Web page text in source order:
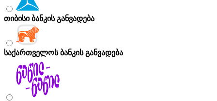
თიბისი ბანკის განვადება
საქართველოს ბანკის განვადება